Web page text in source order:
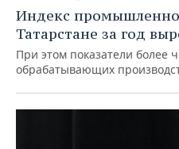
Индекс
Татарстане за год
При этом показатели более
обрабатывающих